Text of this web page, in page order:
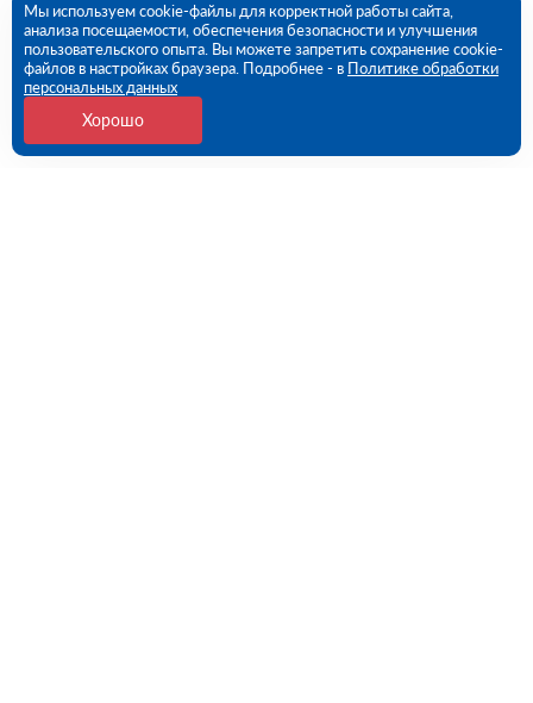
Мы используем cookie-файлы для корректной работы сайта,
анализа посещаемости, обеспечения безопасности и улучшения
пользовательского опыта. Вы можете запретить сохранение cookie-
файлов в настройках браузера. Подробнее - в Политике обработки
персональных данных
Хорошо